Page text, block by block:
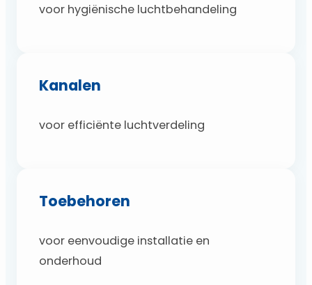
voor hygiënische luchtbehandeling
Kanalen
voor efficiënte luchtverdeling
Toebehoren
voor eenvoudige installatie en
onderhoud